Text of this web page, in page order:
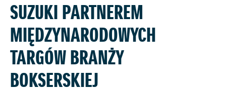
SUZUKI PARTNEREM
MIĘDZYNARODOWYCH
TARGÓW BRANŻY
BOKSERSKIEJ